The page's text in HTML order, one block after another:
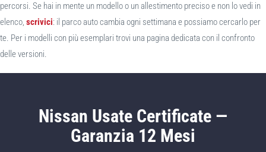
percorsi. Se hai in mente un modello o un allestimento preciso e non lo vedi in
elenco, scrivici: il parco auto cambia ogni settimana e possiamo cercarlo per
te. Per i modelli con più esemplari trovi una pagina dedicata con il confronto
delle versioni.
Nissan Usate Certificate —
Garanzia 12 Mesi